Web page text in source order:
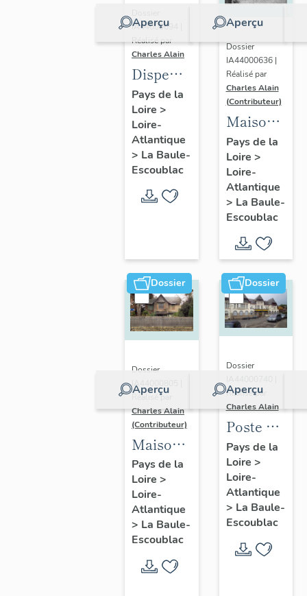
Aperçu
IA44000694 |
Réalisé par
Charles Alain
Dispensaire
dit
Fondation
la
Pérousse
puis
Dispensaire
d'hygiène
du
Maréchal-
Joffre
Pays de la
Loire >
Loire-
Atlantique
> La Baule-
Escoublac
Aperçu
Dossier
IA44000636 |
Réalisé par
Charles Alain
(Contributeur)
Maison
dite villa
balnéaire
Cybèle, 1
avenue
Hoëdic
Pays de la
Loire >
Loire-
Atlantique
> La Baule-
Escoublac
Dossier
Aperçu
Dossier
IA44000805 |
Réalisé par
Charles Alain
(Contributeur)
Maison
dite villa
balnéaire
Nam Ky,
139
avenue
du
Maréchal-
Pays de la
Loire >
Loire-
Atlantique
> La Baule-
Escoublac
Dossier
Aperçu
Dossier
Réalisé par
Charles Alain
Poste de
la Baule-
Escoublac,
place de
la
Victoire
Pays de la
Loire >
Loire-
Atlantique
> La Baule-
Escoublac